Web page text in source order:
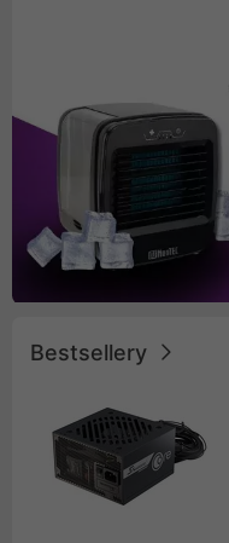
Bestsellery